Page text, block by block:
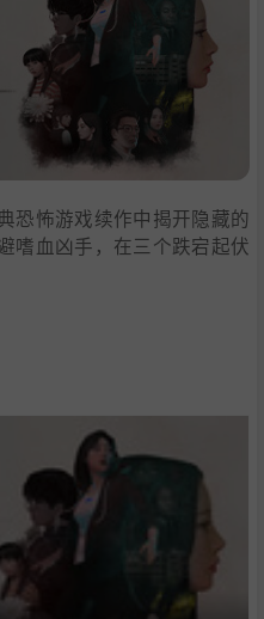
恐怖游戏续作中揭开隐藏的
嗜血凶手，在三个跌宕起伏